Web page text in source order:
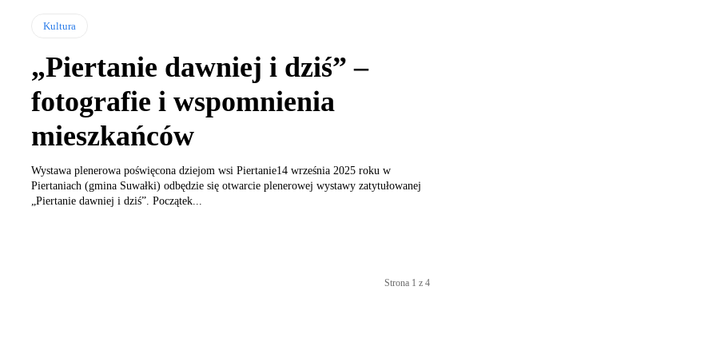
Kultura
„Piertanie dawniej i dziś” –
fotografie i wspomnienia
mieszkańców
Wystawa plenerowa poświęcona dziejom wsi Piertanie14 września 2025 roku w
Piertaniach (gmina Suwałki) odbędzie się otwarcie plenerowej wystawy zatytułowanej
„Piertanie dawniej i dziś”. Początek...
Strona 1 z 4